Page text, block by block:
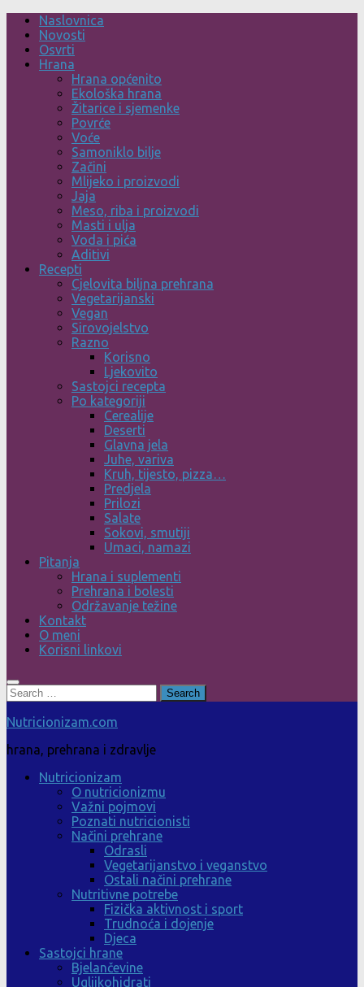
Skip
content
Naslovnica
Novosti
Osvrti
Hrana
Hrana općenito
Ekološka hrana
Žitarice i sjemenke
Povrće
Voće
Samoniklo bilje
Začini
Mlijeko i proizvodi
Jaja
Meso, riba i proizvodi
Masti i ulja
Voda i pića
Aditivi
Recepti
Cjelovita biljna prehrana
Vegetarijanski
Vegan
Sirovojelstvo
Razno
Korisno
Ljekovito
Sastojci recepta
Po kategoriji
Cerealije
Deserti
Glavna jela
Juhe, variva
Kruh, tijesto, pizza…
Predjela
Prilozi
Salate
Sokovi, smutiji
Umaci, namazi
Pitanja
Hrana i suplementi
Prehrana i bolesti
Održavanje težine
Kontakt
O meni
Korisni linkovi
Search
for:
Nutricionizam.com
hrana, prehrana i zdravlje
Nutricionizam
O nutricionizmu
Važni pojmovi
Poznati nutricionisti
Načini prehrane
Odrasli
Vegetarijanstvo i veganstvo
Ostali načini prehrane
Nutritivne potrebe
Fizička aktivnost i sport
Trudnoća i dojenje
Djeca
Sastojci hrane
Bjelančevine
Ugljikohidrati